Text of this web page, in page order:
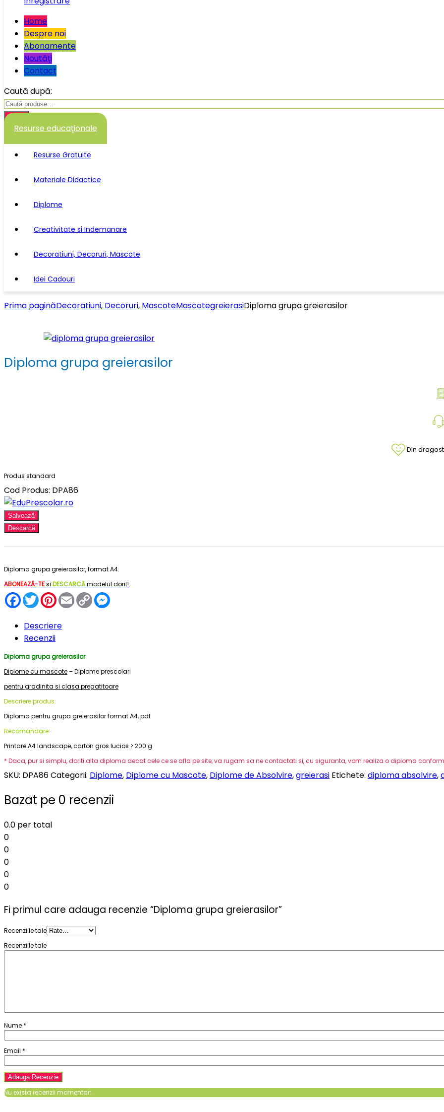
Home
Despre noi
Abonamente
Noutăţi
Contact
Caută după:
Caută
Resurse educaţionale
Resurse Gratuite
Materiale Didactice
Diplome
Creativitate si Indemanare
Decoratiuni, Decoruri, Mascote
Idei Cadouri
Prima paginăDecoratiuni, Decoruri, MascoteMascotegreierasiDiploma grupa greierasilor
Diploma grupa greierasilor
Din
Produs standard
Cod Produs: DPA86
Salvează
Descarcă
Diploma grupa greierasilor, format A4.
ABONEAZĂ-TEsi DESCARCĂmodelul dorit!
Facebook
TwitterPinterest
EmailCopy
Link
Descriere
Recenzii
Diploma grupa greierasilor
Diplome cu mascote– Diplome prescolari
pentru gradinita si clasa pregatitoare
Descriere produs:
Diploma pentru grupa greierasilor format A4, pdf
Recomandare:
Printare A4 landscape, carton gros lucios > 200 g
* Daca, pur si simplu, doriti alta diploma decat cele ce se afla pe site, va rugam sa ne contactati si, cu siguranta, vom realiza o diploma
SKU: DPA86Categorii: Diplome, Diplome cu Mascote, Diplome de Absolvire,greierasi Etichete: diploma absolvire,
Bazat pe 0 recenzii
0.0 per total
0
0
0
0
0
Fi primul care adauga recenzie “Diploma grupa greierasilor”
Recenziile tale
Recenziile tale
Nume *
Email *
Nu exista recenzii momentan.